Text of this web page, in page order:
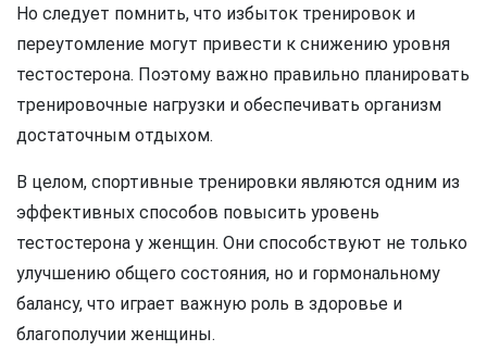
Но следует помнить, что избыток тренировок и
переутомление могут привести к снижению уровня
тестостерона. Поэтому важно правильно планировать
тренировочные нагрузки и обеспечивать организм
достаточным отдыхом.
В целом, спортивные тренировки являются одним из
эффективных способов повысить уровень
тестостерона у женщин. Они способствуют не только
улучшению общего состояния, но и гормональному
балансу, что играет важную роль в здоровье и
благополучии женщины.